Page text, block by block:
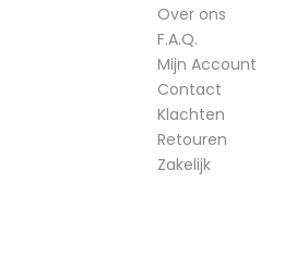
Over ons
F.A.Q.
Mijn Account
Contact
Klachten
Retouren
Zakelijk